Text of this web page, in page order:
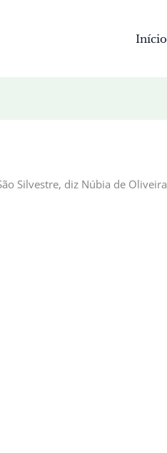
Início
Silvestre, diz Núbia de Oliveira